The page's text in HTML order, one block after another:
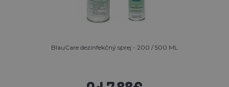
BlauCare dezinfekčný sprej - 200 / 500 ML